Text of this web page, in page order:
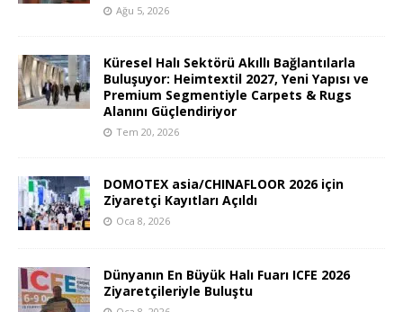
Ağu 5, 2026
Küresel Halı Sektörü Akıllı Bağlantılarla
Buluşuyor: Heimtextil 2027, Yeni Yapısı ve
Premium Segmentiyle Carpets & Rugs
Alanını Güçlendiriyor
Tem 20, 2026
DOMOTEX asia/CHINAFLOOR 2026 için
Ziyaretçi Kayıtları Açıldı
Oca 8, 2026
Dünyanın En Büyük Halı Fuarı ICFE 2026
Ziyaretçileriyle Buluştu